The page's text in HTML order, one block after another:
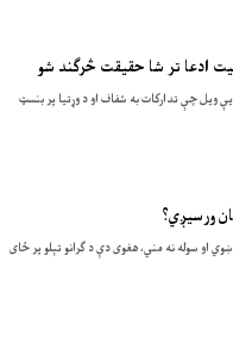
او ویې ویل چې تدارکات به شفاف او د وړتیا پر بنسټ
ورسیږي؟
سوله نه مني، هغوی دې د ګرانو تېلو پر ځای